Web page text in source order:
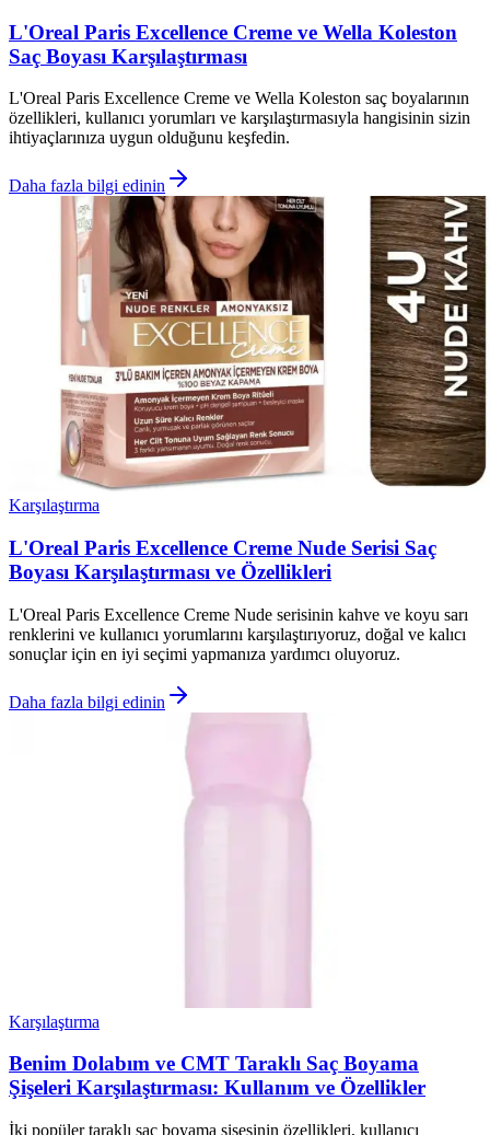
L'Oreal Paris Excellence Creme ve Wella Koleston
Saç Boyası Karşılaştırması
L'Oreal Paris Excellence Creme ve Wella Koleston saç boyalarının
özellikleri, kullanıcı yorumları ve karşılaştırmasıyla hangisinin sizin
ihtiyaçlarınıza uygun olduğunu keşfedin.
Daha fazla bilgi edinin
Karşılaştırma
L'Oreal Paris Excellence Creme Nude Serisi Saç
Boyası Karşılaştırması ve Özellikleri
L'Oreal Paris Excellence Creme Nude serisinin kahve ve koyu sarı
renklerini ve kullanıcı yorumlarını karşılaştırıyoruz, doğal ve kalıcı
sonuçlar için en iyi seçimi yapmanıza yardımcı oluyoruz.
Daha fazla bilgi edinin
Karşılaştırma
Benim Dolabım ve CMT Taraklı Saç Boyama
Şişeleri Karşılaştırması: Kullanım ve Özellikler
İki popüler taraklı saç boyama şişesinin özellikleri, kullanıcı